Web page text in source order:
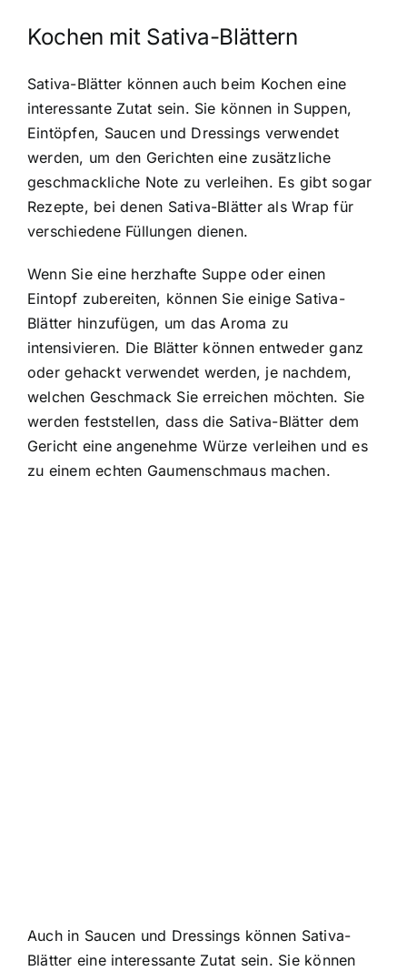
Kochen mit Sativa-Blättern
Sativa-Blätter können auch beim Kochen eine
interessante Zutat sein. Sie können in Suppen,
Eintöpfen, Saucen und Dressings verwendet
werden, um den Gerichten eine zusätzliche
geschmackliche Note zu verleihen. Es gibt sogar
Rezepte, bei denen Sativa-Blätter als Wrap für
verschiedene Füllungen dienen.
Wenn Sie eine herzhafte Suppe oder einen
Eintopf zubereiten, können Sie einige Sativa-
Blätter hinzufügen, um das Aroma zu
intensivieren. Die Blätter können entweder ganz
oder gehackt verwendet werden, je nachdem,
welchen Geschmack Sie erreichen möchten. Sie
werden feststellen, dass die Sativa-Blätter dem
Gericht eine angenehme Würze verleihen und es
zu einem echten Gaumenschmaus machen.
Auch in Saucen und Dressings können Sativa-
Blätter eine interessante Zutat sein. Sie können